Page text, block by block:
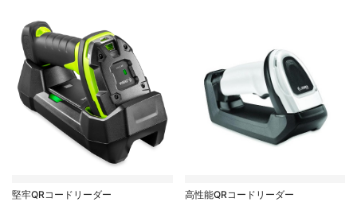
堅牢QRコードリーダー
高性能QRコードリーダー